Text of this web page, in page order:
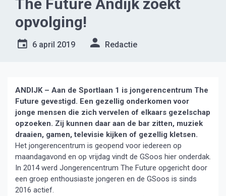
The Future Andijk zoekt
opvolging!
6 april 2019 Redactie
ANDIJK – Aan de Sportlaan 1 is jongerencentrum The
Future gevestigd. Een gezellig onderkomen voor
jonge mensen die zich vervelen of elkaars gezelschap
opzoeken. Zij kunnen daar aan de bar zitten, muziek
draaien, gamen, televisie kijken of gezellig kletsen.
Het jongerencentrum is geopend voor iedereen op
maandagavond en op vrijdag vindt de GSoos hier onderdak.
In 2014 werd Jongerencentrum The Future opgericht door
een groep enthousiaste jongeren en de GSoos is sinds
2016 actief.